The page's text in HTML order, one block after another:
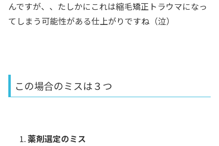
んですが、、たしかにこれは縮毛矯正トラウマになっ
てしまう可能性がある仕上がりですね（泣）
この場合のミスは３つ
薬剤選定のミス